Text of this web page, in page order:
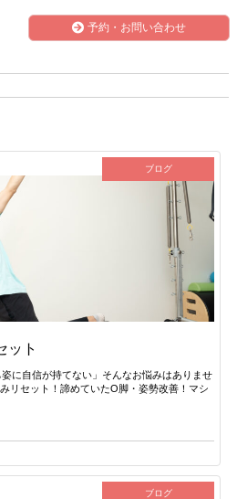
予約・お問い合わせ
ブログ
ット
に自信が持てない」そんなお悩みはありませ
リセット！諦めていたO脚・姿勢改善！マシ
ブログ